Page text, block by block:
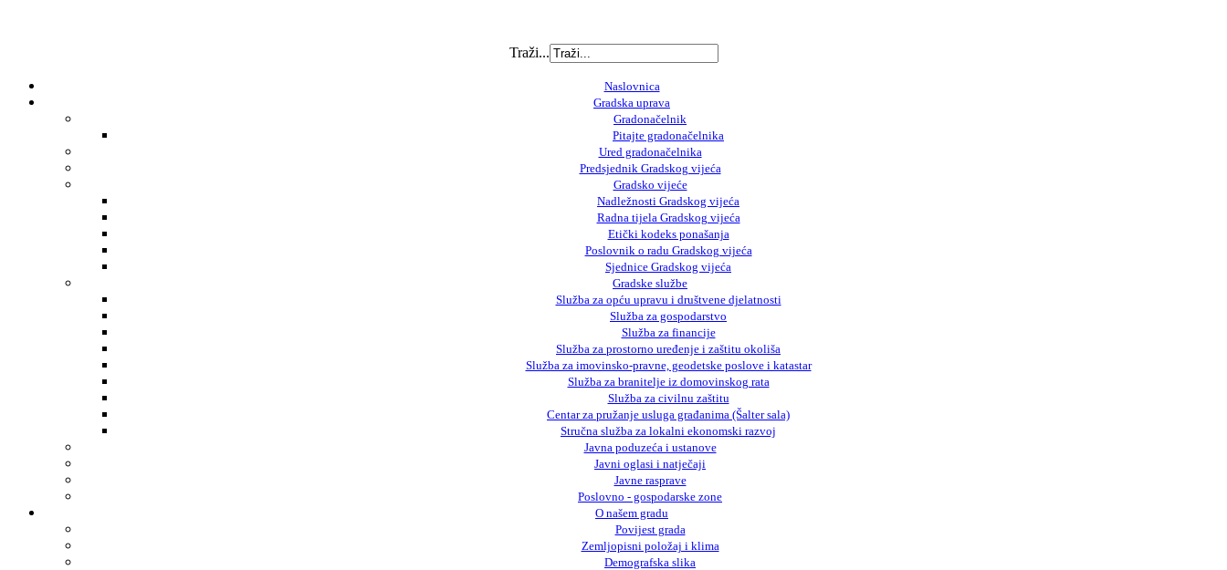
Traži...
Naslovnica
Gradska uprava
Gradonačelnik
Pitajte gradonačelnika
Ured gradonačelnika
Predsjednik Gradskog vijeća
Gradsko vijeće
Nadležnosti Gradskog vijeća
Radna tijela Gradskog vijeća
Etički kodeks ponašanja
Poslovnik o radu Gradskog vijeća
Sjednice Gradskog vijeća
Gradske službe
Služba za opću upravu i društvene djelatnosti
Služba za gospodarstvo
Služba za financije
Služba za prostorno uređenje i zaštitu okoliša
Služba za imovinsko-pravne, geodetske poslove i katastar
Služba za branitelje iz domovinskog rata
Služba za civilnu zaštitu
Centar za pružanje usluga građanima (Šalter sala)
Stručna služba za lokalni ekonomski razvoj
Javna poduzeća i ustanove
Javni oglasi i natječaji
Javne rasprave
Poslovno - gospodarske zone
O našem gradu
Povijest grada
Zemljopisni položaj i klima
Demografska slika